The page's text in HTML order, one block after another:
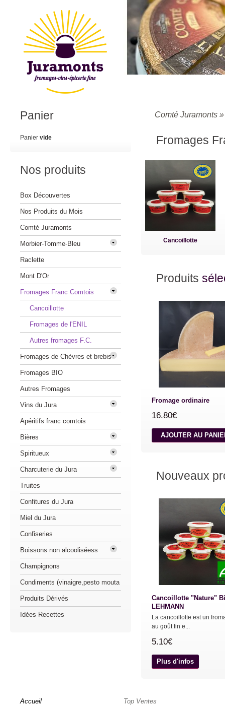
Comté Juramonts
Fromages
Cancoillotte
Produits
Fromage ordinaire
16.80€
AJOUTER AU
Nouveaux
Cancoillotte "Nature"
LEHMANN
La cancoillotte est un
au goût fin e...
5.10€
Plus d'infos
Panier
Panier vide
Nos produits
Box Découvertes
Nos Produits du Mois
Comté Juramonts
Morbier-Tomme-Bleu
Raclette
Mont D'Or
Fromages Franc Comtois
Cancoillotte
Fromages de l'ENIL
Autres fromages F.C.
Fromages de Chèvres et brebis
Fromages BIO
Autres Fromages
Vins du Jura
Apéritifs franc comtois
Bières
Spiritueux
Charcuterie du Jura
Truites
Confitures du Jura
Miel du Jura
Confiseries
Boissons non alcooliséess
Champignons
Condiments (vinaigre,pesto mouta
Produits Dérivés
Idées Recettes
Accueil
Top Ventes